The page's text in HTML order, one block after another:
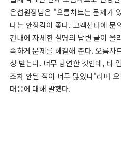
은섭원장님은 "오름차트는 문제가
다는 안정감이 좋다. 고객센터에 문
간내에 자세한 설명의 답변 글이 올
속하게 문제를 해결해 준다. 오름차
상 받는다. 너무 당연한 것인데, 타
조차 안된 적이 너무 많았다"라며
대응에 대해 말했다.